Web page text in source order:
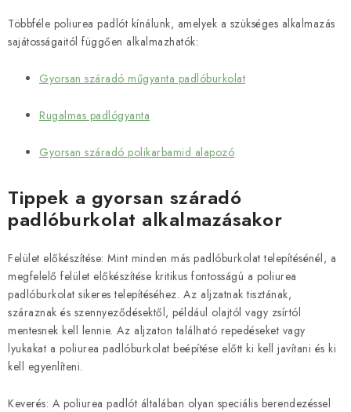
Többféle poliurea padlót kínálunk, amelyek a szükséges alkalmazás
sajátosságaitól függően alkalmazhatók:
Gyorsan száradó műgyanta padlóburkolat
Rugalmas padlógyanta
Gyorsan száradó polikarbamid alapozó
Tippek a gyorsan száradó
padlóburkolat alkalmazásakor
Felület előkészítése: Mint minden más padlóburkolat telepítésénél, a
megfelelő felület előkészítése kritikus fontosságú a poliurea
padlóburkolat sikeres telepítéséhez. Az aljzatnak tisztának,
száraznak és szennyeződésektől, például olajtól vagy zsírtól
mentesnek kell lennie. Az aljzaton található repedéseket vagy
lyukakat a poliurea padlóburkolat beépítése előtt ki kell javítani és ki
kell egyenlíteni.
Keverés: A poliurea padlót általában olyan speciális berendezéssel